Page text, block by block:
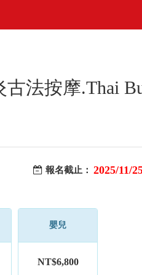
法按摩.Thai
報名截止： 2025/11/
嬰兒
NT$6,800